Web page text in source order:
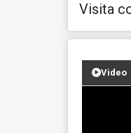
Visita
Video